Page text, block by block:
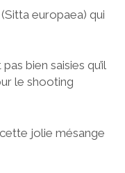
europaea) qui
bien saisies qu’il
le shooting
jolie mésange